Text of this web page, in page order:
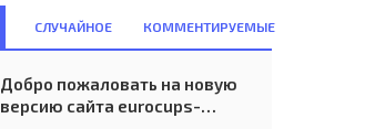
СЛУЧАЙНОЕ КОММЕНТИРУЕМЫЕ
Добро пожаловать на новую
версию сайта eurocups-